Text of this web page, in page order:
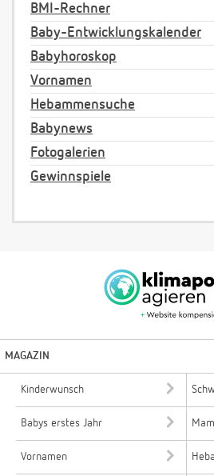
BMI-Rechner
Baby-Entwicklungskalender
Babyhoroskop
Vornamen
Hebammensuche
Babynews
Fotogalerien
Gewinnspiele
MAGAZIN
Kinderwunsch
Babys erstes Jahr
Vornamen